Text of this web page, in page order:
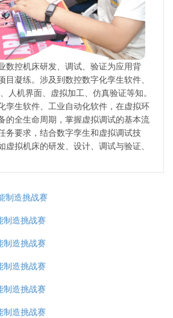
数控机床研发、调试、验证为应用背
目凝练。涉及到数控数字化孪生软件、
人机界面、虚拟加工、仿真验证等知。
孪生软件、工业自动化软件，在虚拟环
的全生命周期，掌握虚拟调试的基本流
务要求，结合数字孪生和虚拟调试技
虚拟机床的研发、设计、调试与验证、
制造挑战赛
制造挑战赛
制造挑战赛
制造挑战赛
制造挑战赛
制造挑战赛